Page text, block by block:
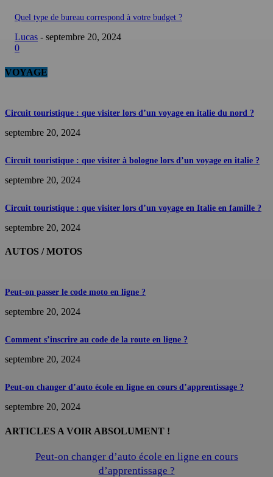
Quel type de bureau correspond à votre budget ?
Lucas - septembre 20, 2024
0
VOYAGE
Circuit touristique : que visiter lors d’un voyage en italie du nord ?
septembre 20, 2024
Circuit touristique : que visiter à bologne lors d’un voyage en italie ?
septembre 20, 2024
Circuit touristique : que visiter lors d’un voyage en Italie en famille ?
septembre 20, 2024
AUTOS / MOTOS
Peut-on passer le code moto en ligne ?
septembre 20, 2024
Comment s’inscrire au code de la route en ligne ?
septembre 20, 2024
Peut-on changer d’auto école en ligne en cours d’apprentissage ?
septembre 20, 2024
ARTICLES A VOIR ABSOLUMENT !
Peut-on changer d’auto école en ligne en cours
d’apprentissage ?